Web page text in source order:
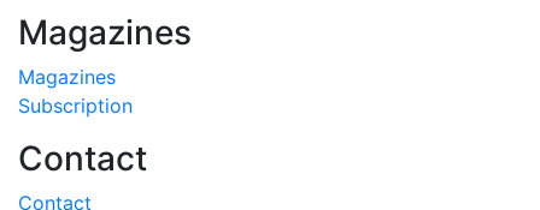
Magazines
Magazines
Subscription
Contact
Contact